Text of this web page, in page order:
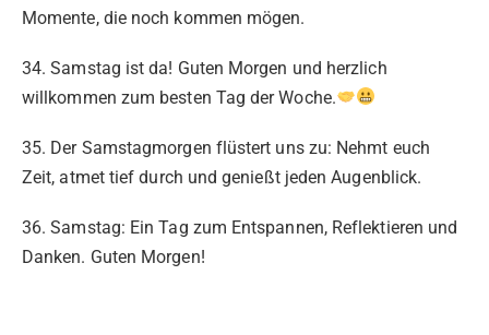
Momente, die noch kommen mögen.
34. Samstag ist da! Guten Morgen und herzlich
willkommen zum besten Tag der Woche.
35. Der Samstagmorgen flüstert uns zu: Nehmt euch
Zeit, atmet tief durch und genießt jeden Augenblick.
36. Samstag: Ein Tag zum Entspannen, Reflektieren und
Danken. Guten Morgen!